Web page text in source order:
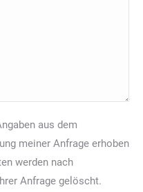
aus dem
meiner Anfrage erhoben
werden nach
Anfrage gelöscht.